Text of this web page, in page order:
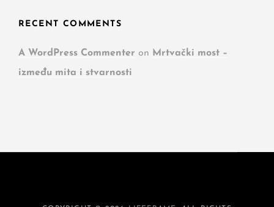
RECENT COMMENTS
A WordPress Commenter on Mrtvački most –
između mita i stvarnosti